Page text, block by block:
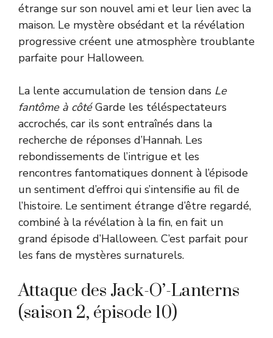
étrange sur son nouvel ami et leur lien avec la
maison. Le mystère obsédant et la révélation
progressive créent une atmosphère troublante
parfaite pour Halloween.
La lente accumulation de tension dans Le
fantôme à côtéGarde les téléspectateurs
accrochés, car ils sont entraînés dans la
recherche de réponses d’Hannah. Les
rebondissements de l’intrigue et les
rencontres fantomatiques donnent à l’épisode
un sentiment d’effroi qui s’intensifie au fil de
l’histoire. Le sentiment étrange d’être regardé,
combiné à la révélation à la fin, en fait un
grand épisode d’Halloween. C’est parfait pour
les fans de mystères surnaturels.
Attaque des Jack-O’-Lanterns
(saison 2, épisode 10)